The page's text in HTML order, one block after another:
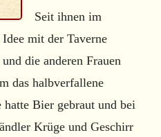
Seit ihnen im
mit der Taverne
die anderen Frauen
das halbverfallene
hatte Bier gebraut und bei
Krüge und Geschirr